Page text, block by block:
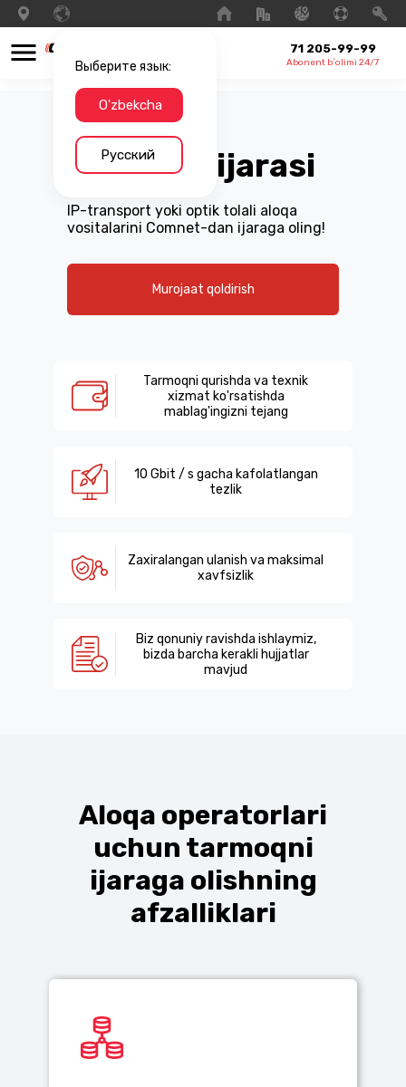
Выберите язык:
O'zbekcha
Русский
71 205-99-99
Abonent b`olimi 24/7
Tarmoq ijarasi
IP-transport yoki optik tolali aloqa
vositalarini Comnet-dan ijaraga oling!
Murojaat qoldirish
Tarmoqni qurishda va texnik
xizmat ko'rsatishda
mablag'ingizni tejang
10 Gbit / s gacha kafolatlangan
tezlik
Zaxiralangan ulanish va maksimal
xavfsizlik
Biz qonuniy ravishda ishlaymiz,
bizda barcha kerakli hujjatlar
mavjud
Aloqa operatorlari
uchun tarmoqni
ijaraga olishning
afzalliklari